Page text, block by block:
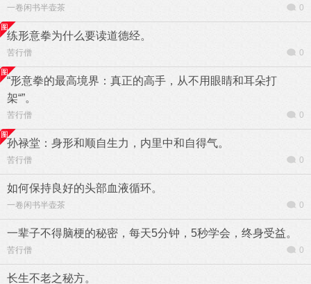
一卷闲书半壶茶 0
练形意拳为什么要读道德经。
苦行僧 0
“形意拳的最高境界：真正的高手，从不用眼睛和耳朵打
架“”。
苦行僧 0
孙禄堂：身形和顺自生力，内里中和自得气。
苦行僧 0
如何保持良好的头部血液循环。
一卷闲书半壶茶 0
一辈子不得脑梗的秘密，每天5分钟，5秒学会，终身受益。
苦行僧 0
长生不老之秘方。